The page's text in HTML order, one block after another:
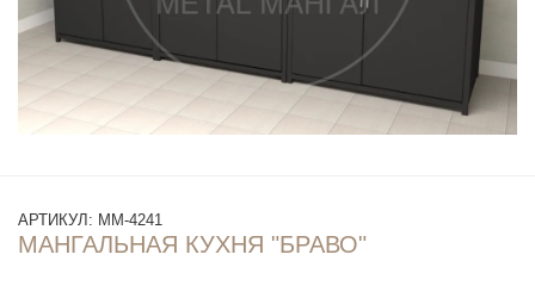
АРТИКУЛ: ММ-4241
МАНГАЛЬНАЯ КУХНЯ "БРАВО"